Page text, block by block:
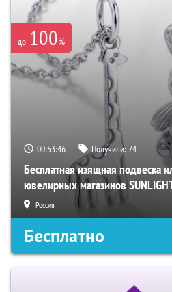
до 100%
00:53:45 Получили:74
Бесплатная изящная подвеска
ювелирных магазинов
Россия
Бесплатно